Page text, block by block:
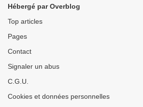
Hébergé par Overblog
Top articles
Pages
Contact
Signaler un abus
C.G.U.
Cookies et données personnelles